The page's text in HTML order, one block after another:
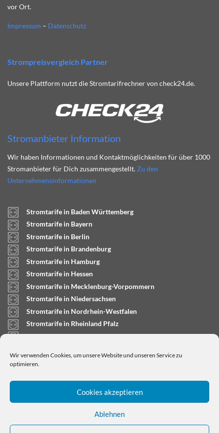
Wir verwenden Cookies, um unsere Website und unseren Service zu
optimieren.
Cookies akzeptieren
Ablehnen
vor Ort.
Impressum – Datenschutz
Strompreisvergleich Partner
Unsere Plattform nutzt die Stromtarifrechner von check24.de.
Stromanbieter Information
Wir haben Informationen und Kontaktmöglichkeiten für über 1000
Stromanbieter für Dich zusammengestellt. Zu den
Unternehmensinformationen
Stromtarife in Baden Württemberg
Stromtarife in Bayern
Stromtarife in Berlin
Stromtarife in Brandenburg
Stromtarife in Hamburg
Stromtarife in Hessen
Stromtarife in Mecklenburg-Vorpommern
Stromtarife in Niedersachsen
Stromtarife in Nordrhein-Westfalen
Stromtarife in Rheinland Pfalz
Stromtarife in Saarland
Stromtarife in Schleswig-Holstein